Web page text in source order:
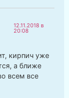
12.11.2018 в
20:08
кирпич уже
а ближе
всем все